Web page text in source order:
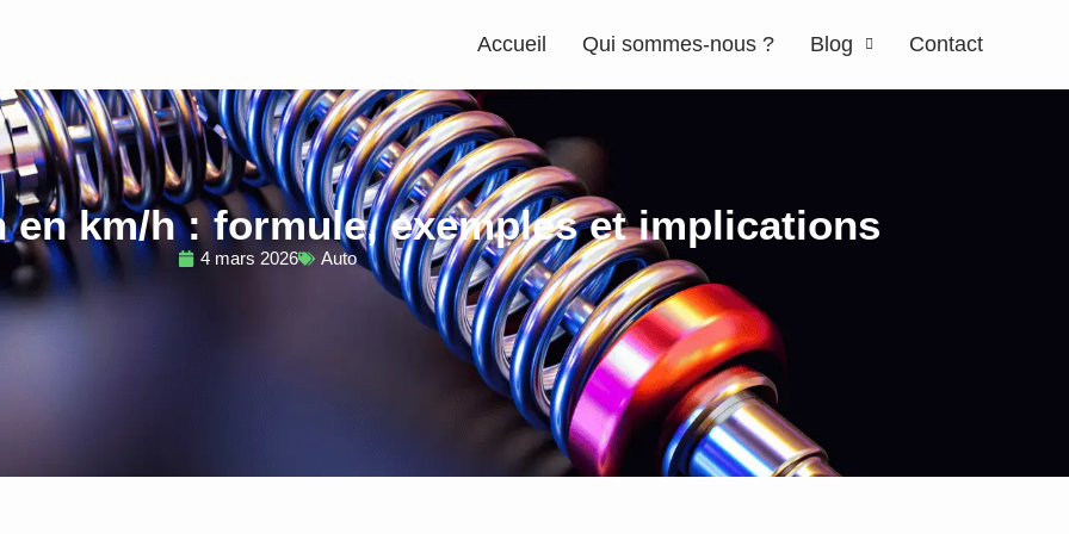
Accueil Qui sommes-nous ? Blog Contact
en km/h : formule, exemples et implications
4 mars 2026 Auto